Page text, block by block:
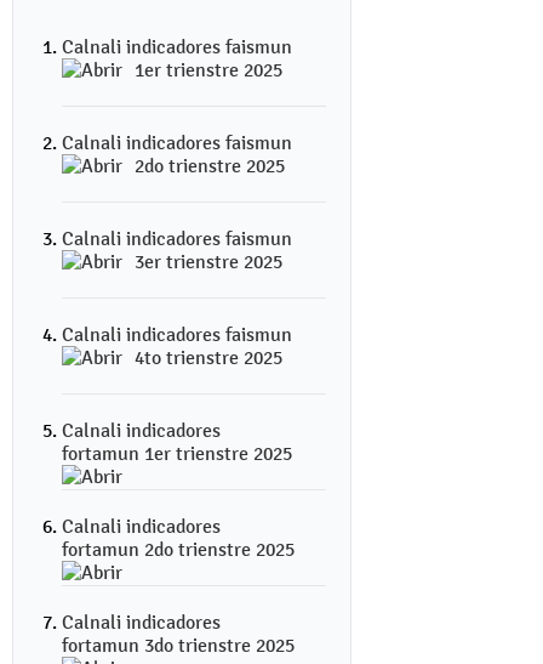
Calnali indicadores faismun
1er trienstre 2025
Calnali indicadores faismun
2do trienstre 2025
Calnali indicadores faismun
3er trienstre 2025
Calnali indicadores faismun
4to trienstre 2025
Calnali indicadores
fortamun 1er trienstre 2025
Calnali indicadores
fortamun 2do trienstre 2025
Calnali indicadores
fortamun 3do trienstre 2025